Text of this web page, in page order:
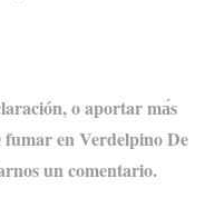
ο aportar mа́s
en Verdelpino De
un comentario.